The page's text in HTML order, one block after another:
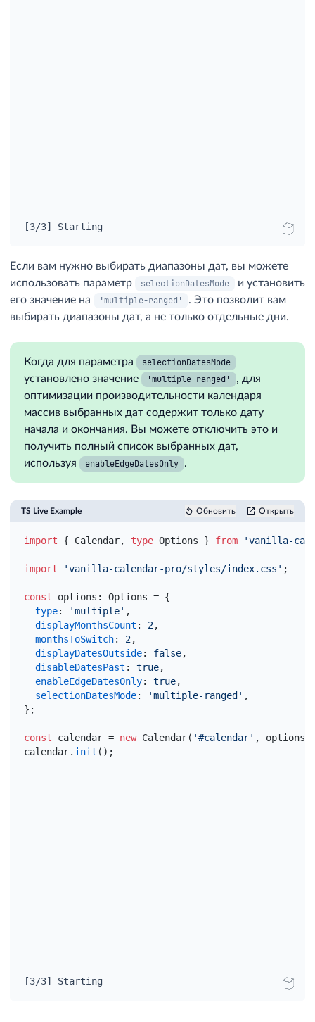
[3/3] Starting
Если вам нужно выбирать диапазоны дат, вы можете
использовать параметр
selectionDatesMode
и установить
его значение на
'multiple-ranged'
. Это позволит вам
выбирать диапазоны дат, а не только отдельные дни.
Когда для параметра
selectionDatesMode
установлено значение
'multiple-ranged'
, для
оптимизации производительности календаря
массив выбранных дат содержит только дату
начала и окончания. Вы можете отключить это и
получить полный список выбранных дат,
используя
enableEdgeDatesOnly .
TS Live Example Обновить Открыть
import { Calendar, type Options } from 'vanilla-
import 'vanilla-calendar-pro/styles/index.css' ;
const options : Options = {
type: 'multiple' ,
displayMonthsCount : 2,
monthsToSwitch: 2,
displayDatesOutside: false,
disableDatesPast : true,
enableEdgeDatesOnly: true,
selectionDatesMode: 'multiple-ranged' ,
} ;
const calendar = new Calendar( '#calendar' , options
calendar. init ( ) ;
[3/3] Starting